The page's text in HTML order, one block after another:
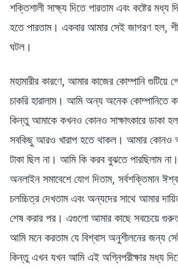
শক্তিশালী সাক্ষ্য দিতে পারতাম এবং কষ্টের মধ্য
হতে পারতাম। একবার আমার সেই জাগরণ হল,
ঘটল।
মহামারীর কারণে, আমার কাজের কোম্পানি
চাকরি হারালাম। আমি অন্য অনেক কোম্পানিতে
কিন্তু আমাকে কখনও কোনও সাক্ষাৎকারে ডাকা
সবকিছু আরও খারাপ হতে থাকল। আমার কোনও
টাকা ছিল না। আমি কি করব বুঝতে পারছিলাম
অনলাইন সমাবেশে যোগ দিতাম, সর্বশক্তিমান
চলচ্চিত্র দেখতাম এবং অন্যদের সাথে আমার
শেষ করার পর। এগুলো আমার কাছে সবচেয়ে
আমি মনে করতাম যে বিশ্বাস অনুশীলনের জন্য
কিন্তু এখন যখন আমি এই অগ্নিপরীক্ষার মধ্য